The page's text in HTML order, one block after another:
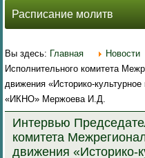
Расписание молитв
Вы здесь: Главная Новости
Исполнительного комитета
движения «Историко-
«ИКНО» Мержоева И.Д.
Интервью
комитета
движения «Историко-